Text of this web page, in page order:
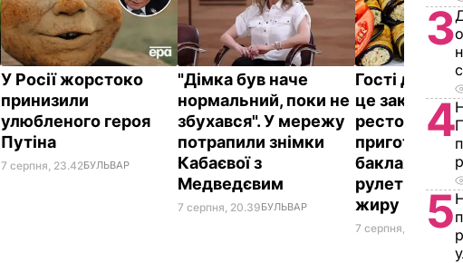
У Росії жорстоко
принизили
улюбленого героя
Путіна
7 серпня, 23.42БУЛЬВАР
"Дімка був наче
нормальний, поки не
збухався". У мережу
потрапили знімки
Кабаєвої з
Медведєвим
7 серпня, 20.39БУЛЬВАР
Гості
це закуска з
ресторану.
приготувати
баклажанні
рулетики без
жиру
7 серпня, 20.16
3
4
5